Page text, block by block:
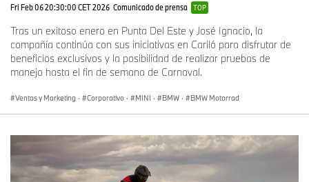
Fri Feb 06 20:30:00 CET 2026 Comunicado de prensa TOP
Tras un exitoso enero en Punta Del Este y José Ignacio, la
compañía continúa con sus iniciativas en Cariló para disfrutar de
beneficios exclusivos y la posibilidad de realizar pruebas de
manejo hasta el fin de semana de Carnaval.
Ventas y Marketing · Corporativo · MINI · BMW · BMW Motorrad